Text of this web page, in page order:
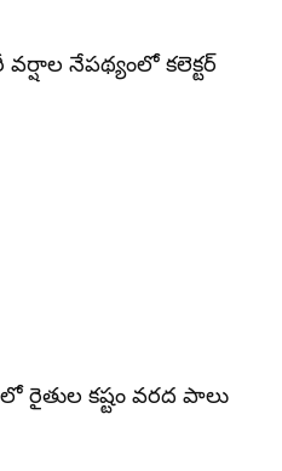
నేపథ్యంలో కలెక్టర్
రైతుల కష్టం వరద పాలు